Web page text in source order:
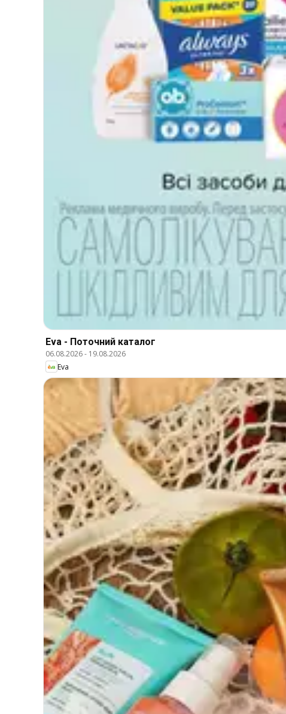
Eva - Поточний каталог
06.08.2026- 19.08.2026
Eva